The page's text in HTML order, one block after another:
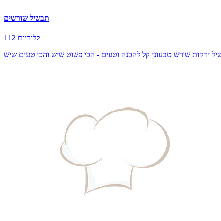
תבשיל שורשים
112 קלוריות
ירקות שורש טבעוני קל להכנה וטעים - הכי פשוט שיש והכי טעים שיש